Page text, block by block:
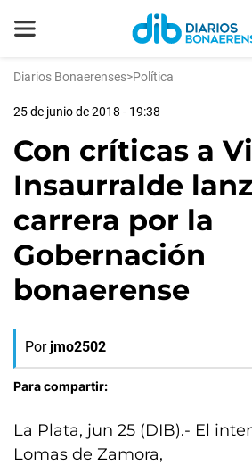
Diarios Bonaerenses>Política
25 de junio de 2018 - 19:38
Con críticas a
Insaurralde
carrera por la
Gobernación
bonaerense
Por jmo2502
Para compartir:
La Plata, jun 25 (DIB).- El
Lomas de Zamora,